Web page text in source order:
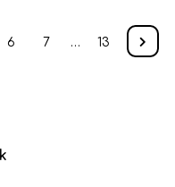
6 7 … 13